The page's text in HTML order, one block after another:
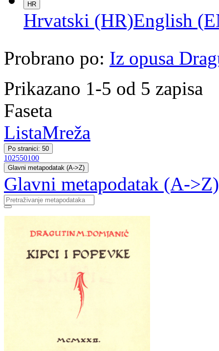
HR
Hrvatski (HR)English
Probrano po: Iz opusa
Prikazano 1-5 od 5 zapisa
Faseta
ListaMreža
Po stranici: 50
102550100
Glavni metapodatak (A->Z)
Glavni metapodatak (A->Z)